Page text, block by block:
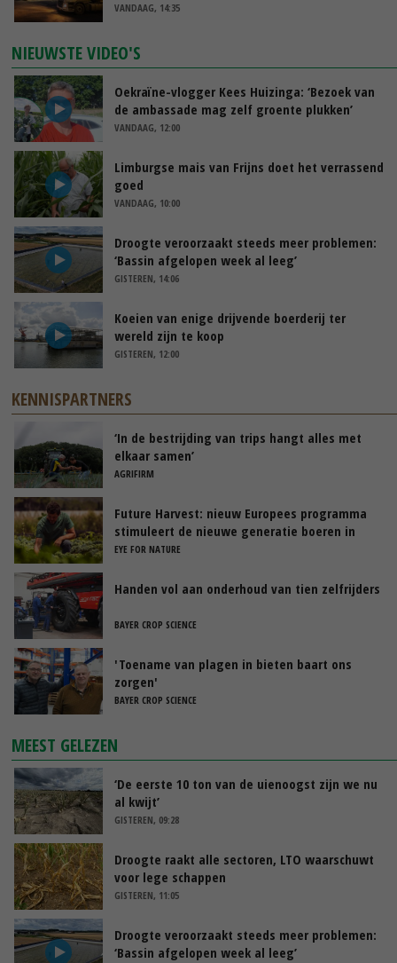
VANDAAG, 14:35
NIEUWSTE VIDEO'S
Oekraïne-vlogger Kees Huizinga: ‘Bezoek van
de ambassade mag zelf groente plukken’
VANDAAG, 12:00
Limburgse mais van Frijns doet het verrassend
goed
VANDAAG, 10:00
Droogte veroorzaakt steeds meer problemen:
‘Bassin afgelopen week al leeg’
GISTEREN, 14:06
Koeien van enige drijvende boerderij ter
wereld zijn te koop
GISTEREN, 12:00
KENNISPARTNERS
‘In de bestrijding van trips hangt alles met
elkaar samen’
AGRIFIRM
Future Harvest: nieuw Europees programma
stimuleert de nieuwe generatie boeren in
Nederland
EYE FOR NATURE
Handen vol aan onderhoud van tien zelfrijders
BAYER CROP SCIENCE
'Toename van plagen in bieten baart ons
zorgen'
BAYER CROP SCIENCE
MEEST GELEZEN
‘De eerste 10 ton van de uienoogst zijn we nu
al kwijt’
GISTEREN, 09:28
Droogte raakt alle sectoren, LTO waarschuwt
voor lege schappen
GISTEREN, 11:05
Droogte veroorzaakt steeds meer problemen:
‘Bassin afgelopen week al leeg’